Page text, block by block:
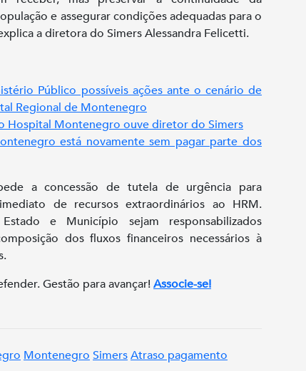
e assegurar condições adequadas para o
a diretora do Simers Alessandra Felicetti.
Público possíveis ações ante o cenário de
Regional de Montenegro
Hospital Montenegro ouve diretor do Simers
está novamente sem pagar parte dos
a concessão de tutela de urgência para
de recursos extraordinários ao HRM.
e Município sejam responsabilizados
dos fluxos financeiros necessários à
Gestão para avançar!Associe-se!
Montenegro SimersAtraso pagamento